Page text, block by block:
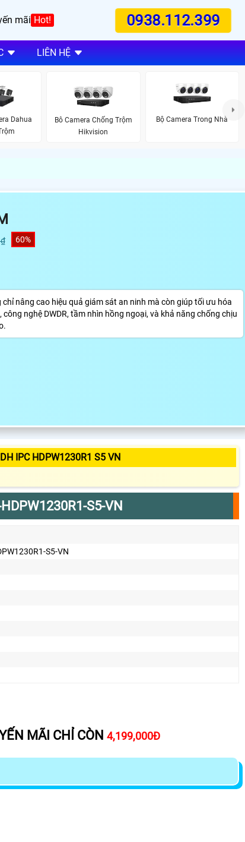
mãi Hot! 0938.112.399
LIÊN HỆ
Dahua
Bô Camera Chống Trộm
Hikvision
Bộ Camera Trong Nhà
60%
nâng cao hiệu quả giám sát an ninh mà còn giúp tối ưu hóa
nghệ DWDR, tầm nhìn hồng ngoại, và khả năng chống chịu
IPC HDPW1230R1 S5 VN
S5-VN
S5-VN
MÃI CHỈ CÒN 4,199,000Đ